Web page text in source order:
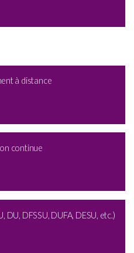
à distance
continue
DU, DFSSU, DUFA, DESU, etc.)